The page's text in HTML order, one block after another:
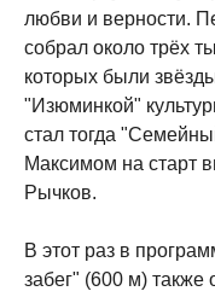
любви и верности.
собрал около трёх
которых были
"Изюминкой"
стал тогда
Максимом на старт
Рычков.
В этот раз в
забег" (600 м) также